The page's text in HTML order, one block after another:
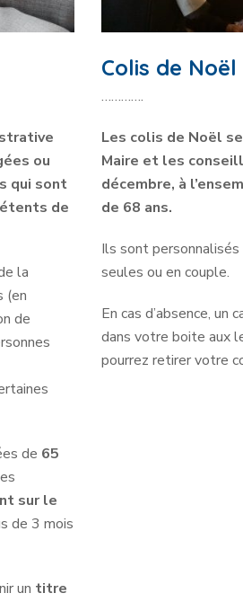
ou
qui sont
de
la
(en
de
de 65
sur le
de 3 mois
un titre
Colis de Noël
………….
Les colis de Noël
Maire et les
décembre, à
de 68 ans.
Ils sont
seules ou en couple.
En cas d’absence,
dans votre boite aux
pourrez retirervotre